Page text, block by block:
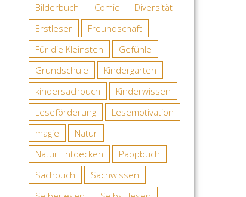
Bilderbuch
Comic
Diversität
Erstleser
Freundschaft
Für die Kleinsten
Gefühle
Grundschule
Kindergarten
kindersachbuch
Kinderwissen
Leseförderung
Lesemotivation
magie
Natur
Natur Entdecken
Pappbuch
Sachbuch
Sachwissen